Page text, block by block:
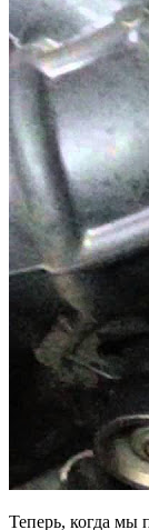
Теперь, когда мы